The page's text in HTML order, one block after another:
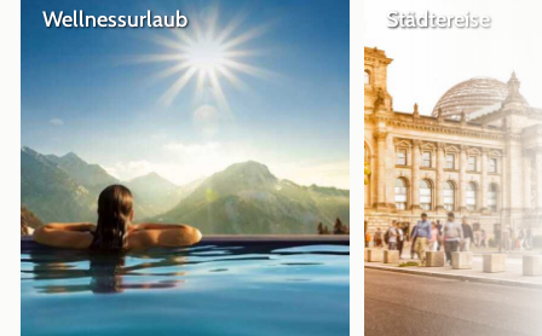
Wellnessurlaub Städtereise